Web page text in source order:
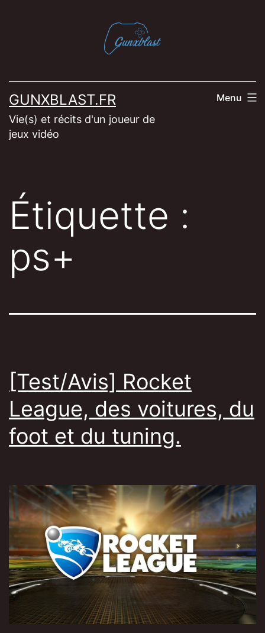
GUNXBLAST.FR
Vie(s) et récits d'un joueur de
jeux vidéo
Menu
Étiquette :
ps+
[Test/Avis] Rocket
League, des voitures, du
foot et du tuning.